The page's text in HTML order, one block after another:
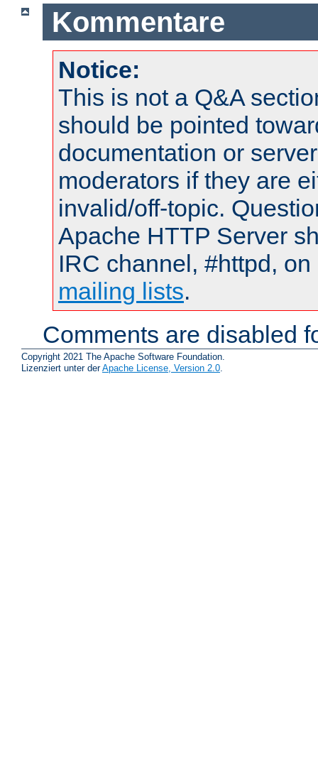
Kommentare
Notice:
This is not a Q&A
should be pointed
documentation or
moderators if they are
invalid/off-topic.
Apache HTTP Server
IRC channel, #httpd,
mailing lists.
Comments are disabled
Copyright 2021 The Apache Software Foundation.
Lizenziert unter derApache License, Version 2.0.